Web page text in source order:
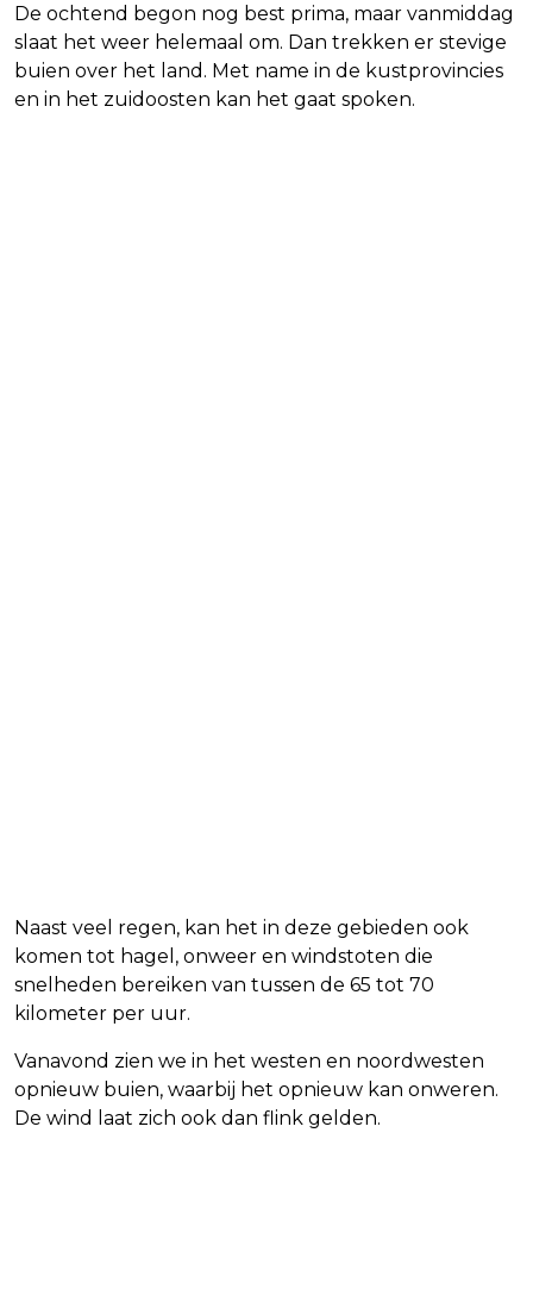
De ochtend begon nog best prima, maar vanmiddag
slaat het weer helemaal om. Dan trekken er stevige
buien over het land. Met name in de kustprovincies
en in het zuidoosten kan het gaat spoken.
Naast veel regen, kan het in deze gebieden ook
komen tot hagel, onweer en windstoten die
snelheden bereiken van tussen de 65 tot 70
kilometer per uur.
Vanavond zien we in het westen en noordwesten
opnieuw buien, waarbij het opnieuw kan onweren.
De wind laat zich ook dan flink gelden.